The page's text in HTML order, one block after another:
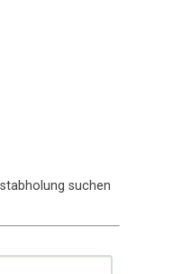
suchen